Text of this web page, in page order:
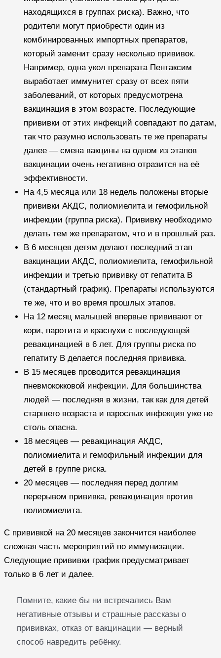
находящихся в группах риска). Важно, что
родители могут приобрести один из
комбинированных импортных препаратов,
который заменит сразу несколько прививок.
Например, одна укол препарата Пентаксим
выработает иммунитет сразу от всех пяти
заболеваний, от которых предусмотрена
вакцинация в этом возрасте. Последующие
прививки от этих инфекций совпадают по датам,
так что разумно использовать те же препараты
далее — смена вакцины на одном из этапов
вакцинации очень негативно отразится на её
эффективности.
На 4,5 месяца или 18 недель положены вторые
прививки АКДС, полиомиелита и гемофильной
инфекции (группа риска). Прививку необходимо
делать тем же препаратом, что и в прошлый раз.
В 6 месяцев детям делают последний этап
вакцинации АКДС, полиомиелита, гемофильной
инфекции и третью прививку от гепатита B
(стандартный график). Препараты используются
те же, что и во время прошлых этапов.
На 12 месяц малышей впервые прививают от
кори, паротита и краснухи с последующей
ревакцинацией в 6 лет. Для группы риска по
гепатиту B делается последняя прививка.
В 15 месяцев проводится ревакцинация
пневмококковой инфекции. Для большинства
людей — последняя в жизни, так как для детей
старшего возраста и взрослых инфекция уже не
столь опасна.
18 месяцев — ревакцинация АКДС,
полиомиелита и гемофильный инфекции для
детей в группе риска.
20 месяцев — последняя перед долгим
перерывом прививка, ревакцинация против
полиомиелита.
С прививкой на 20 месяцев закончится наиболее
сложная часть мероприятий по иммунизации.
Следующие прививки график предусматривает
только в 6 лет и далее.
Помните, какие бы ни встречались Вам
негативные отзывы и страшные рассказы о
прививках, отказ от вакцинации — верный
способ навредить ребёнку.